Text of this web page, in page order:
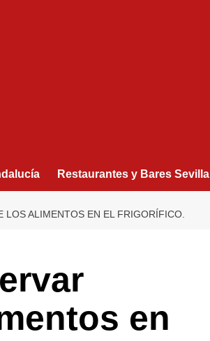
Restaurantes y Bares Sevilla
ALIMENTOS EN EL FRIGORÍFICO.
en